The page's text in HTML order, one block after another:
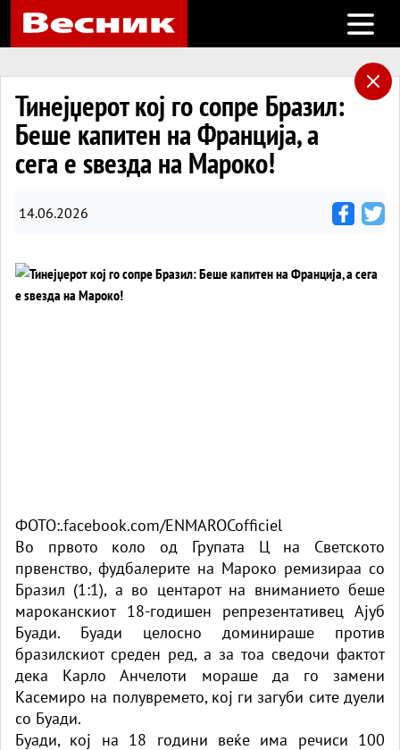
Open
Тинејџерот кој го сопре Бразил:
Беше капитен на Франција, а
сега е ѕвезда на Мароко!
14.06.2026
ФОТО:.facebook.com/ENMAROCofficiel
Во првото коло од Групата Ц на Светското
првенство, фудбалерите на Мароко ремизираа со
Бразил (1:1), а во центарот на вниманието беше
мароканскиот 18-годишен репрезентативец Ајуб
Буади. Буади целосно доминираше против
бразилскиот среден ред, а за тоа сведочи фактот
дека Карло Анчелоти мораше да го замени
Касемиро на полувремето, кој ги загуби сите дуели
со Буади.
Буади, кој на 18 години веќе има речиси 100